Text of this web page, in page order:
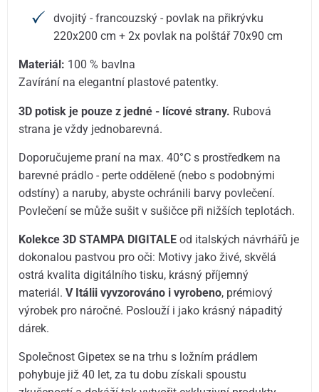
dvojitý - francouzský - povlak na přikrývku
220x200 cm + 2x povlak na polštář 70x90 cm
Materiál: 100 % bavlna
Zavírání na elegantní plastové patentky.
3D potisk je pouze z jedné - lícové strany. Rubová
strana je vždy jednobarevná.
Doporučujeme praní na max. 40°C s prostředkem na
barevné prádlo - perte odděleně (nebo s podobnými
odstíny) a naruby, abyste ochránili barvy povlečení.
Povlečení se může sušit v sušičce při nižších teplotách.
Kolekce 3D STAMPA DIGITALE od italských návrhářů je
dokonalou pastvou pro oči: Motivy jako živé, skvělá
ostrá kvalita digitálního tisku, krásný příjemný
materiál.V Itálii vyvzorováno i vyrobeno, prémiový
výrobek pro náročné. Poslouží i jako krásný nápaditý
dárek.
Společnost Gipetex se na trhu s ložním prádlem
pohybuje již 40 let, za tu dobu získali spoustu